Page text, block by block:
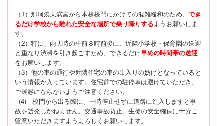
（1）那珂湊天満宮から本校校門にかけての混雑緩和のため、 でき
るだけ学校から離れた安全な場所で乗り降りするようお願いしま
す。
（2）特に、雨天時の午前８時前後に、近隣小学校・保育園の送迎
と重なり渋滞を引き起こすため、できるだけ早めの時間帯の送迎
をお願いします。
（3）他の車の通行や近隣住宅の車の出入りの妨げとなっていると
いう情報が入っています。 住宅前での駐停車は避けていただき、
ご迷惑にならないようご注意ください。
(4) 校門から出る際に、一時停止せずに道路に進入しますと事
故を誘発しかねません。交通事故防止、生徒の安全確保に十分ご
留意いただきますようよろしくお願いします。